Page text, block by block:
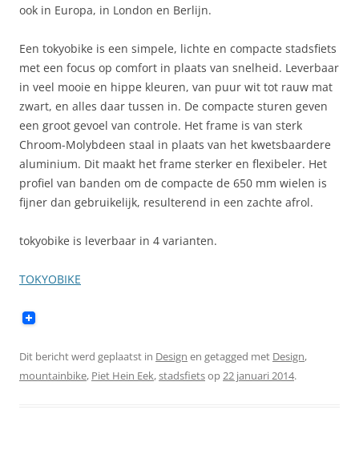
ook in Europa, in London en Berlijn.
Een tokyobike is een simpele, lichte en compacte stadsfiets
met een focus op comfort in plaats van snelheid. Leverbaar
in veel mooie en hippe kleuren, van puur wit tot rauw mat
zwart, en alles daar tussen in. De compacte sturen geven
een groot gevoel van controle. Het frame is van sterk
Chroom-Molybdeen staal in plaats van het kwetsbaardere
aluminium. Dit maakt het frame sterker en flexibeler. Het
profiel van banden om de compacte de 650 mm wielen is
fijner dan gebruikelijk, resulterend in een zachte afrol.
tokyobike is leverbaar in 4 varianten.
TOKYOBIKE
Dit bericht werd geplaatst in Design en getagged met Design,
mountainbike, Piet Hein Eek,stadsfietsop22 januari 2014.